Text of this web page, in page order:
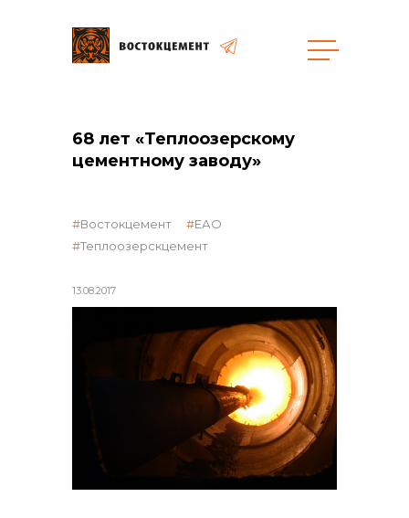
общая информация
реализация неликвидов
контакты отдела закупок
68 лет «Теплоозерскому
цементному заводу»
13.08.2017
Востокцемент
ЕАО
Теплоозерскцемент